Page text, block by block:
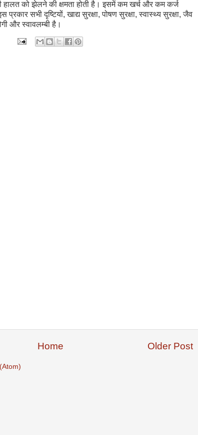
हालत को झेलने की क्षमता होती है। इसमें कम खर्च और कम कर्ज
प्रकार सभी दृष्टियों,खाद्य सुरक्षा,पोषण सुरक्षा,स्वास्थ्य सुरक्षा,जैव
और स्वावलम्बी है।
Older Post
Home